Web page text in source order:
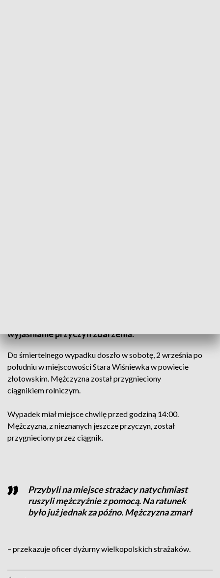
wyjaśnianie przyczyn zdarzenia.
Do śmiertelnego wypadku doszło w sobotę, 2 września po
południu w miejscowości Stara Wiśniewka w powiecie
złotowskim. Mężczyzna został przygnieciony
ciągnikiem rolniczym.
Wypadek miał miejsce chwilę przed godziną 14:00.
Mężczyzna, z nieznanych jeszcze przyczyn, został
przygnieciony przez ciągnik.
Przybyli na miejsce strażacy natychmiast
ruszyli mężczyźnie z pomocą. Na ratunek
było już jednak za późno. Mężczyzna zmarł
– przekazuje oficer dyżurny wielkopolskich strażaków.